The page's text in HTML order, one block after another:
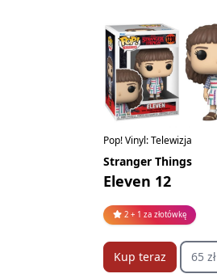
Pop! Vinyl: Telewizja
Stranger Things
Eleven 12
2 + 1 za złotówkę
Kup teraz 65 zł